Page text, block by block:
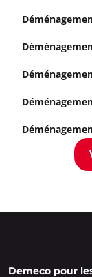
Demeco pour